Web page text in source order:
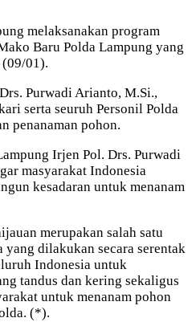
melaksanakan program
Baru Polda Lampung yang
01).
Purwadi Arianto, M.Si.,
serta seuruh Personil Polda
penanaman pohon.
Irjen Pol. Drs. Purwadi
masyarakat Indonesia
kesadaran untuk menanam
merupakan salah satu
dilakukan secara serentak
Indonesia untuk
tandus dan kering sekaligus
untuk menanam pohon
(*).